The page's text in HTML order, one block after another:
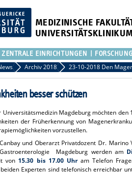
MEDIZINISCHE
ZENTRALE EINRICHTUNGEN FORSCHUNG
Archiv 2018
besser schützen
Universitätsmedizin Magdeburg möchten
der Früherkennung von
vorzustellen.
und Oberarzt Privatdozent Dr. Marino
Magdeburg werden am
von 15.30 bis 17.00 Uhram Telefon
Experten sind telefonisch erreichbar